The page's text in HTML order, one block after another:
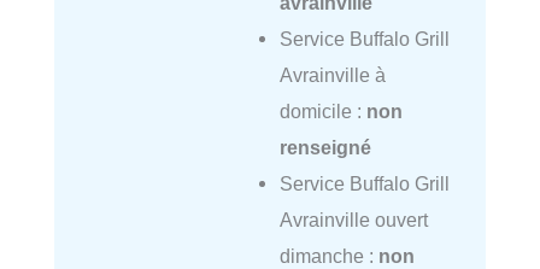
Service Buffalo Grill
Avrainville à
domicile : non
renseigné
Service Buffalo Grill
Avrainville ouvert
dimanche : non